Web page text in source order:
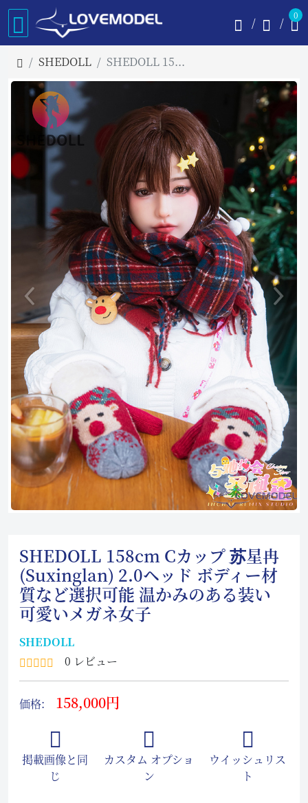
0
SHEDOLL SHEDOLL 158cm Cカップ 苏星冉(Suxinglan) 2.0ラブドール
SHEDOLL 158cm Cカップ 苏星冉
(Suxinglan) 2.0ヘッド ボディー材
質など選択可能 温かみのある装い
可愛いメガネ女子
SHEDOLL
0 レビュー
価格: 158,000円
掲載画像と同
じ
カスタム オプショ
ン
ウイッシュリス
ト